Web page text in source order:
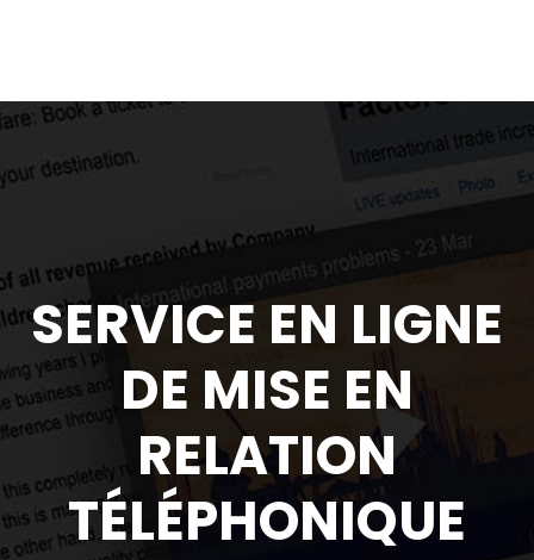
SERVICE EN LIGNE
DE MISE EN
RELATION
TÉLÉPHONIQUE